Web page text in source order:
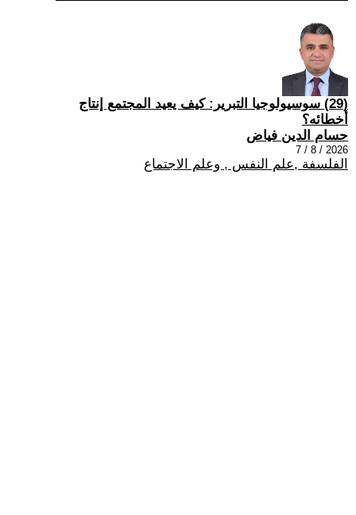
(29) سوسيولوجيا التبرير: كيف يعيد المجتمع إنتاج
أخطائه؟
حسام الدين فياض
2026 / 8 / 7
الفلسفة ,علم النفس , وعلم الاجتماع